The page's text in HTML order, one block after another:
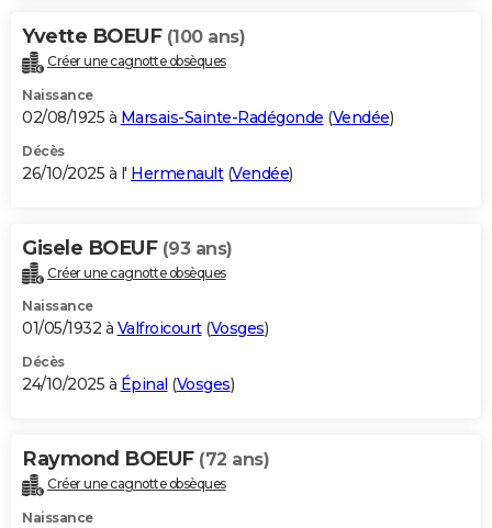
Yvette BOEUF (100 ans)
Créer une cagnotte obsèques
Naissance
02/08/1925 à Marsais-Sainte-Radégonde (Vendée)
Décès
26/10/2025 à l' Hermenault(Vendée)
Gisele BOEUF (93 ans)
Créer une cagnotte obsèques
Naissance
01/05/1932 à Valfroicourt(Vosges)
Décès
24/10/2025 à Épinal (Vosges)
Raymond BOEUF (72 ans)
Créer une cagnotte obsèques
Naissance